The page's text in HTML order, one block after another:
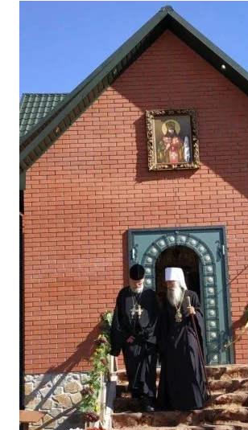
Інциденти
Здоров'я Туризм
Цікавинки Погода
Екологія Регіони
Лонгріди
Відео з Youtube Статті
Інтерв'ю Думки
Архів Вакансії
Контакти
Послуги